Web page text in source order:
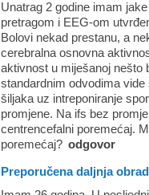
Unatrag 2 godine imam
pretragom i EEG-om
Bolovi nekad prestanu, a
cerebralna osnovna
aktivnost u miješanoj nešto
standardnim odvodima
šiljaka uz intreponiranje
promjene. Na ifs bez
centrencefalni poremećaj.
poremećaj? odgovor
Preporučena daljnja